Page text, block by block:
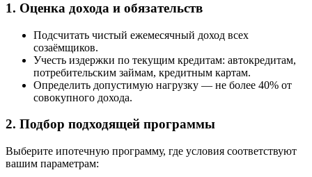
1. Оценка дохода и обязательств
Подсчитать чистый ежемесячный доход всех
созаёмщиков.
Учесть издержки по текущим кредитам: автокредитам,
потребительским займам, кредитным картам.
Определить допустимую нагрузку — не более 40% от
совокупного дохода.
2. Подбор подходящей программы
Выберите ипотечную программу, где условия соответствуют
вашим параметрам: